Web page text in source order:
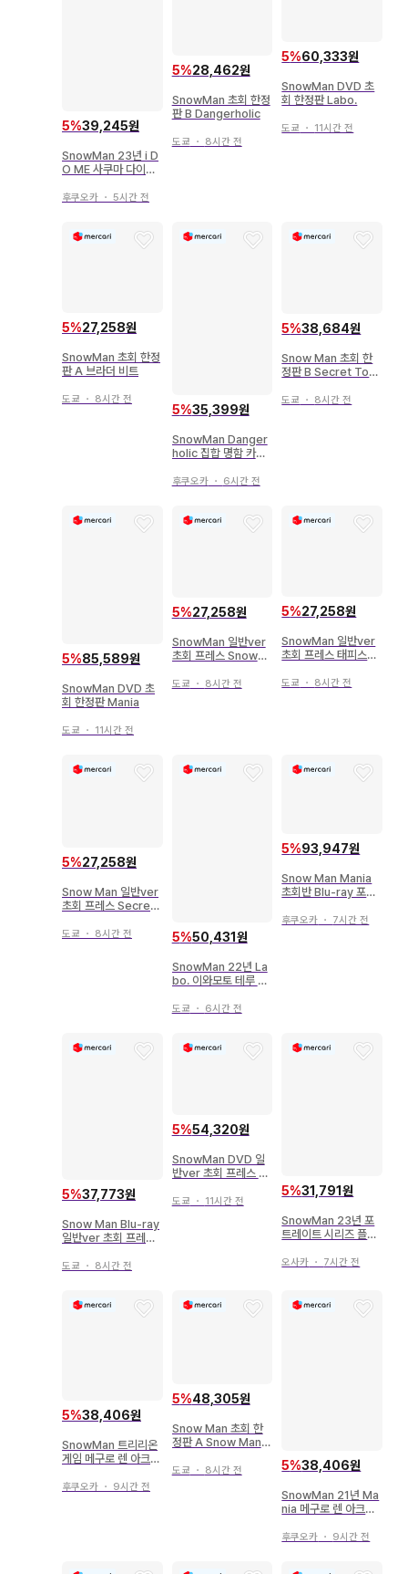
5%39,245원
SnowMan 23년 i D
O ME 사쿠마 다이스
후쿠오카 ・ 5시간 전
5%28,462원
SnowMan 초회 한정
판 B Dangerholic
도쿄 ・ 8시간 전
5%60,333원
SnowMan DVD 초
회 한정판 Labo.
도쿄 ・ 11시간 전
5%27,258원
SnowMan 초회 한정
판 A 브라더 비트
도쿄 ・ 8시간 전
5%35,399원
SnowMan Danger
holic 집합 명함 카드
후쿠오카・ 6시간 전
5%38,684원
Snow Man 초회 한
정판 B Secret Touc
도쿄 ・ 8시간 전
5%85,589원
SnowMan DVD 초
회 한정판 Mania
도쿄 ・ 11시간 전
5%27,258원
SnowMan 일반ver
초회 프레스 SnowLa
도쿄 ・ 8시간 전
5%27,258원
SnowMan 일반ver
초회 프레스 태피스트
도쿄 ・ 8시간 전
5%27,258원
Snow Man 일반ver
초회 프레스 Secret
도쿄 ・ 8시간 전 5%50,431원
SnowMan 22년 La
bo. 이와모토 테루 아
도쿄 ・ 6시간 전
5%93,947원
Snow Man Mania
초회반 Blu-ray 포토
후쿠오카 ・ 7시간 전
5%37,773원
Snow Man Blu-ray
일반ver 초회 프레스
도쿄 ・ 8시간 전
5%54,320원
SnowMan DVD 일
반ver 초회 프레스 M
도쿄 ・ 11시간 전
5%31,791원
SnowMan 23년 포
트레이트 시리즈 플렉
오사카 ・ 7시간 전
5%38,406원
SnowMan 트리리온
게임 메구로 렌 아크릴
후쿠오카 ・ 9시간 전
5%48,305원
Snow Man 초회 한
정판 A Snow Mania
도쿄 ・ 8시간 전 5%38,406원
SnowMan 21년 Ma
nia 메구로 렌 아크릴
후쿠오카 ・ 9시간 전